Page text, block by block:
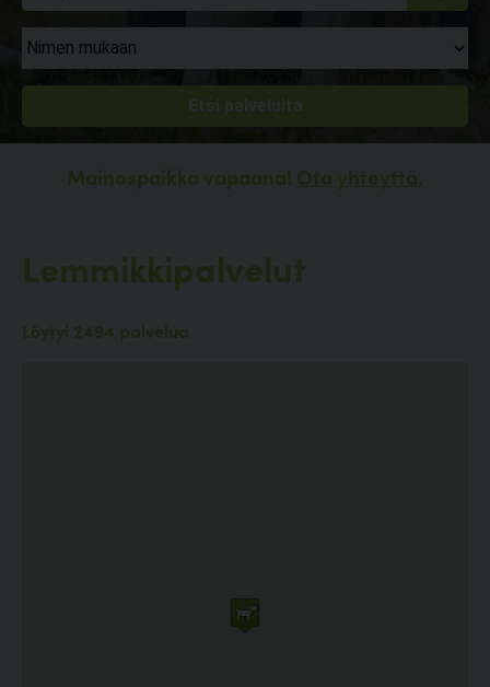
Mainospaikka vapaana! Ota yhteyttä.
Lemmikkipalvelut
Löytyi 2494 palvelua